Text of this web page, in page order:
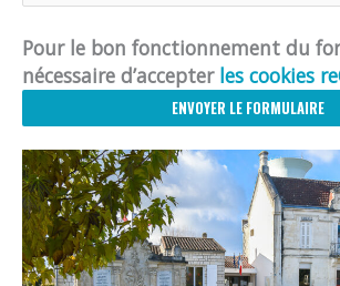
Pour le bon fonctionnement du
nécessaire d’accepter les cookies